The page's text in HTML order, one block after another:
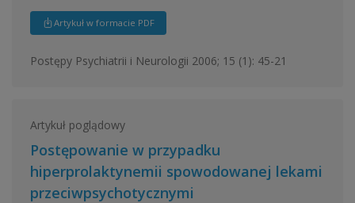
Artykuł w formacie PDF
Postępy Psychiatrii i Neurologii 2006; 15 (1): 45-21
Artykuł poglądowy
Postępowanie w przypadku
hiperprolaktynemii spowodowanej lekami
przeciwpsychotycznymi